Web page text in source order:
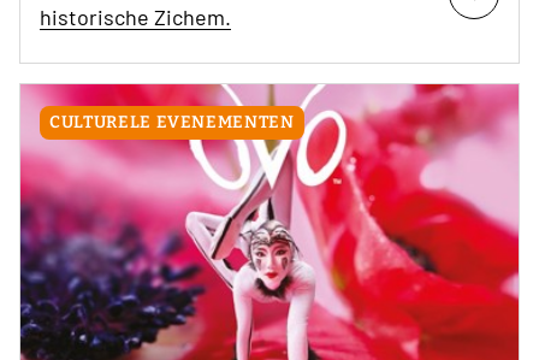
historische Zichem.
CULTURELE EVENEMENTEN